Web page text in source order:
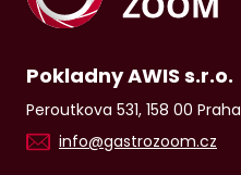
Pokladny AWIS s.r.o.
Peroutkova 531, 158 00 Praha
info@gastrozoom.cz